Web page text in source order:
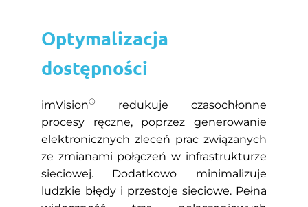
Optymalizacja
dostępności
imVision®
redukuje czasochłonne
procesy ręczne, poprzez generowanie
elektronicznych zleceń prac związanych
ze zmianami połączeń w infrastrukturze
sieciowej. Dodatkowo minimalizuje
ludzkie błędy i przestoje sieciowe. Pełna